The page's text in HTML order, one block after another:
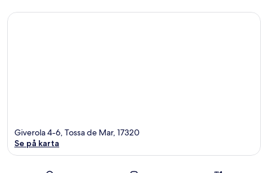
Giverola 4-6, Tossa de Mar, 17320
Se på karta